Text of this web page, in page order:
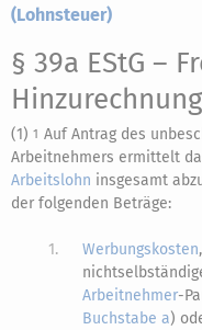
(Lohnsteuer)
§ 39a EStG –
(1) 1 Auf Antrag des
Arbeitnehmers ermittelt
Arbeitslohn insgesamt
der folgenden Beträge:
1. Werbungskosten
Arbeitnehmer-
Buchstabe a)